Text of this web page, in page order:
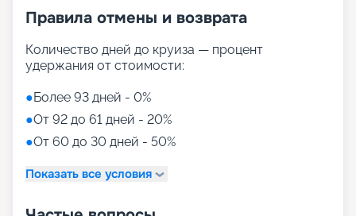
Правила отмены и возврата
Количество дней до круиза — процент
удержания от стоимости:
●Более 93 дней - 0%
●От 92 до 61 дней - 20%
●От 60 до 30 дней - 50%
Показать все условия